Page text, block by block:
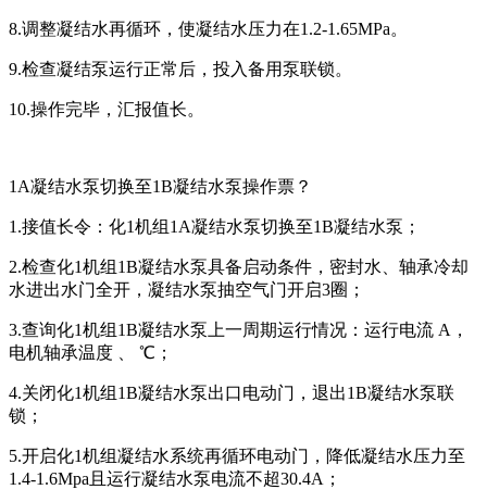
8.调整凝结水再循环，使凝结水压力在1.2-1.65MPa。
9.检查凝结泵运行正常后，投入备用泵联锁。
10.操作完毕，汇报值长。
1A凝结水泵切换至1B凝结水泵操作票？
1.接值长令：化1机组1A凝结水泵切换至1B凝结水泵；
2.检查化1机组1B凝结水泵具备启动条件，密封水、轴承冷却
水进出水门全开，凝结水泵抽空气门开启3圈；
3.查询化1机组1B凝结水泵上一周期运行情况：运行电流 A，
电机轴承温度 、 ℃；
4.关闭化1机组1B凝结水泵出口电动门，退出1B凝结水泵联
锁；
5.开启化1机组凝结水系统再循环电动门，降低凝结水压力至
1.4-1.6Mpa且运行凝结水泵电流不超30.4A；